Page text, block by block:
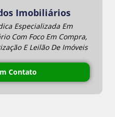
Imobiliários
Especializada Em
Com Foco Em Compra,
E Leilão De Imóveis
Contato